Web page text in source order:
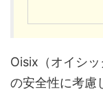
Oisix（オイシ
の安全性に考慮